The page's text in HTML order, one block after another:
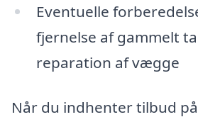
Eventuelle
fjernelse af gammelt
reparation af vægge
Når du indhenter tilbud